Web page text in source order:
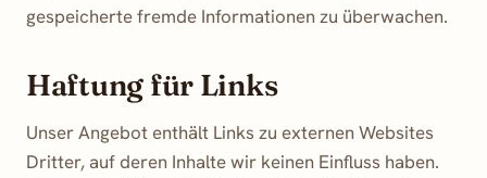
gespeicherte fremde Informationen zu überwachen.
Haftung für Links
Unser Angebot enthält Links zu externen Websites
Dritter, auf deren Inhalte wir keinen Einfluss haben.